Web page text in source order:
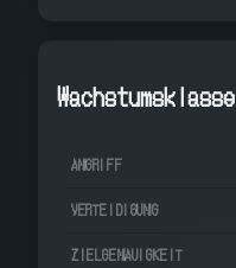
Wachstumsklasse
ANGRIFF
VERTEIDIGUNG
ZIELGENAUIGKEIT